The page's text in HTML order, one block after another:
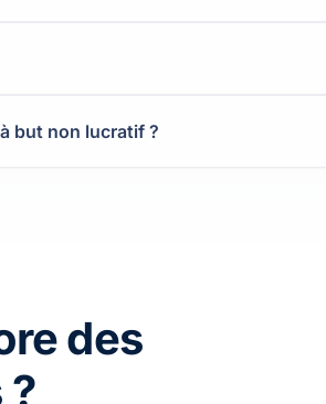
but non lucratif ?
des